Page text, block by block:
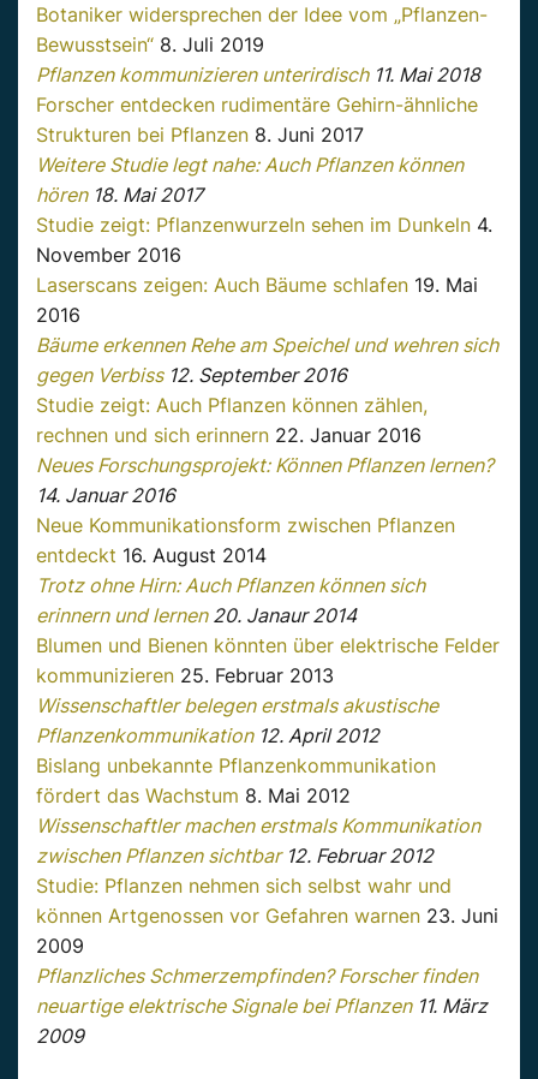
Botaniker widersprechen der Idee vom „Pflanzen-
Bewusstsein“ 8. Juli 2019
Pflanzen kommunizieren unterirdisch11. Mai 2018
Forscher entdecken rudimentäre Gehirn-ähnliche
Strukturen bei Pflanzen 8. Juni 2017
Weitere Studie legt nahe: Auch Pflanzen können
hören18. Mai 2017
Studie zeigt: Pflanzenwurzeln sehen im Dunkeln 4.
November 2016
Laserscans zeigen: Auch Bäume schlafen 19. Mai
2016
Bäume erkennen Rehe am Speichel und wehren sich
gegen Verbiss12. September 2016
Studie zeigt: Auch Pflanzen können zählen,
rechnen und sich erinnern 22. Januar 2016
Neues Forschungsprojekt: Können Pflanzen lernen?
14. Januar 2016
Neue Kommunikationsform zwischen Pflanzen
entdeckt 16. August 2014
Trotz ohne Hirn: Auch Pflanzen können sich
erinnern und lernen20. Janaur 2014
Blumen und Bienen könnten über elektrische Felder
kommunizieren 25. Februar 2013
Wissenschaftler belegen erstmals akustische
Pflanzenkommunikation12. April 2012
Bislang unbekannte Pflanzenkommunikation
fördert das Wachstum 8. Mai 2012
Wissenschaftler machen erstmals Kommunikation
zwischen Pflanzen sichtbar12. Februar 2012
Studie: Pflanzen nehmen sich selbst wahr und
können Artgenossen vor Gefahren warnen 23. Juni
2009
Pflanzliches Schmerzempfinden? Forscher finden
neuartige elektrische Signale bei Pflanzen11. März
2009